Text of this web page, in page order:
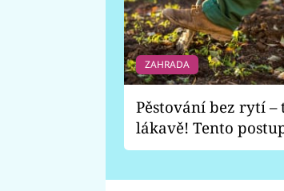
ZAHRADA
Pěstování bez rytí –
lákavě! Tento
vhodný jen pro